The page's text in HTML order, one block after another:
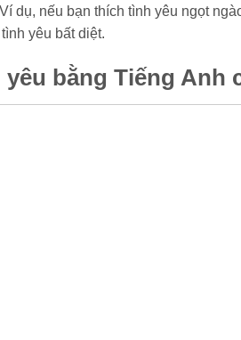
dụ, nếu bạn thích tình yêu ngọt
yêu bất diệt.
bằng Tiếng Anh